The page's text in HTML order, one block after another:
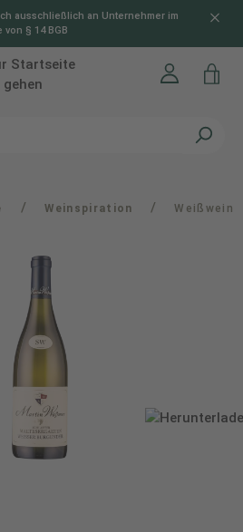
ausschließlich an Unternehmer im
von § 14 BGB
/ Weinspiration / Weißwein